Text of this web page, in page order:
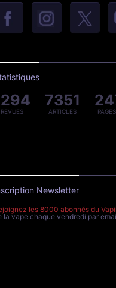
REVUES
7351
ARTICLES
Newsletter
les 8000 abonnés du
la vape chaque vendredi par